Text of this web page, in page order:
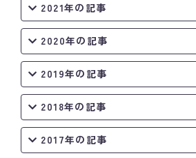
2021年の記事
2020年の記事
2019年の記事
2018年の記事
2017年の記事